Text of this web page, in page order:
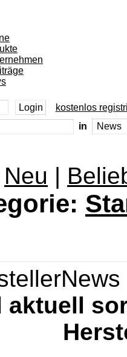
kostenlos
in
Neu |
aktuell